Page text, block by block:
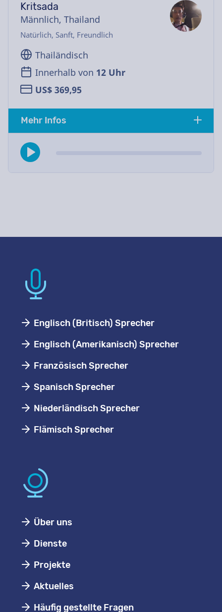
Kritsada
Männlich, Thailand
Natürlich, Sanft, Freundlich
Thailändisch
Innerhalb von 12 Uhr
US$ 369,95
Mehr Infos
Englisch (Britisch) Sprecher
Englisch (Amerikanisch) Sprecher
Französisch Sprecher
Spanisch Sprecher
Niederländisch Sprecher
Flämisch Sprecher
Über uns
Dienste
Projekte
Aktuelles
Häufig gestellte Fragen